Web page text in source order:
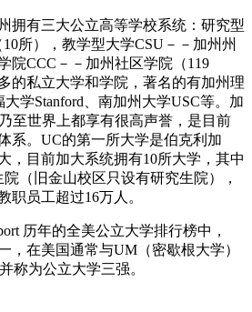
拥有三大公立高等学校系统：研究型
所），教学型大学CSU－－加州州
院CCC－－加州社区学院（119
的私立大学和学院，著名的有加州理
大学Stanford、南加州大学USC等。加
至世界上都享有很高声誉，是目前
系。UC的第一所大学是伯克利加
，目前加大系统拥有10所大学，其中
（旧金山校区只设有研究生院），
职员工超过16万人。
历年的全美公立大学排行榜中，
，在美国通常与UM（密歇根大学）
称为公立大学三强。